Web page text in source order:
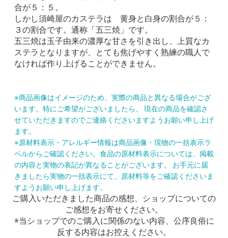
合が５：５。
しかし須崎屋のカステラは 黄身と白身の割合が５：
３の割合です。通称「五三焼」です。
五三焼は玉子由来の濃厚な甘さを引き出し、上質なカ
ステラとなりますが、とても焦げやすく熟練の職人で
なければ作り上げることができません。
※商品画像はイメージのため、実際の商品と異なる場合がござ
います。特にご希望がございましたら、 現在の商品を確認さ
せていただきますのでご連絡くださいますようお願い申し上げ
ます。
※原材料表示・アレルギー情報は商品画像・現物の一括表示ラ
ベルからご確認ください。食品の原材料表示については、掲載
の内容と実物の表記が異なることがございます。 お手元に届
きましたら実物の一括表示にて、原材料等をご確認くださいま
すようお願い申し上げます。
ご購入いただきました商品の感想、ショップについての
ご感想をお寄せください。
※当ショップでのご購入に関係のない内容、公序良俗に
反する内容はお控えください。